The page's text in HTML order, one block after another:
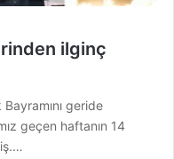
ilginç
geride
geçen haftanın 14